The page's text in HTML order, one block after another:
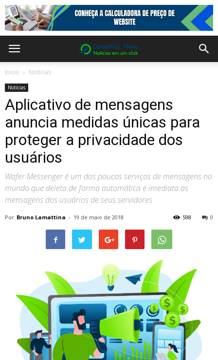
Inicio Notícias
Notícias
Aplicativo de mensagens
anuncia medidas únicas para
proteger a privacidade dos
usuários
Wafer Messenger é um dos poucos serviços de mensagens no
mundo que deleta de forma automática e imediata as
mensagens dos usuários de seus servidores
Por Bruno Lamattina - 19 de maio de 2018 0
598